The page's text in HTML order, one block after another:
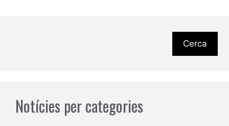
Cerca
Notícies per categories